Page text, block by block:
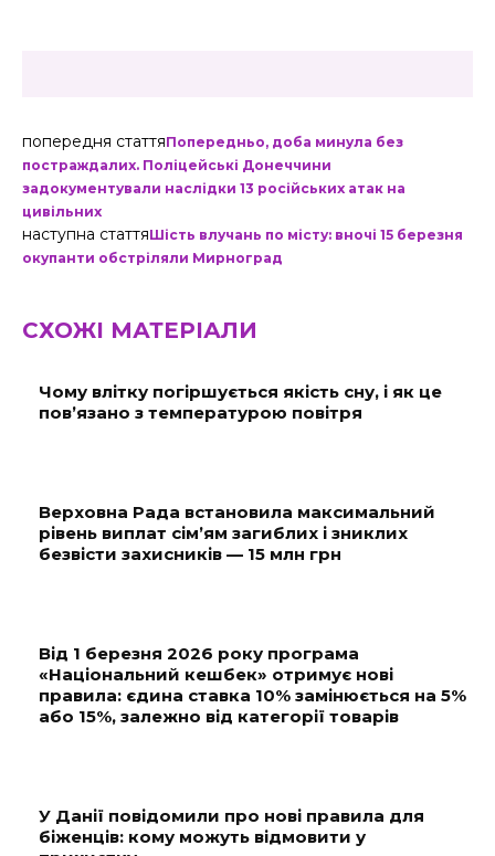
попередня статтяПопередньо, доба минула без
постраждалих. Поліцейські Донеччини
задокументували наслідки 13 російських атак на
цивільних
наступна статтяШість влучань по місту: вночі 15 березня
окупанти обстріляли Мирноград
СХОЖІ МАТЕРІАЛИ
Чому влітку погіршується якість сну, і як це
пов’язано з температурою повітря
Верховна Рада встановила максимальний
рівень виплат сім’ям загиблих і зниклих
безвісти захисників — 15 млн грн
Від 1 березня 2026 року програма
«Національний кешбек» отримує нові
правила: єдина ставка 10% замінюється на 5%
або 15%, залежно від категорії товарів
У Данії повідомили про нові правила для
біженців: кому можуть відмовити у